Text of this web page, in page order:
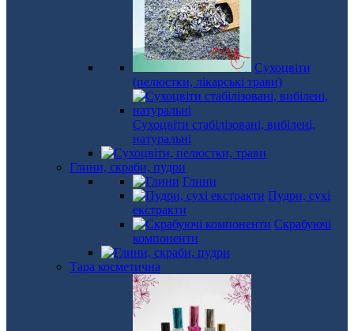
Сухоцвіти
(пелюстки, лікарські трави)
Сухоцвіти стабілізовані, вибілені,
натуральні
Глини, скраби, пудри
Глини
Пудри, сухі
екстракти
Скрабуючі
компоненти
Тара косметична